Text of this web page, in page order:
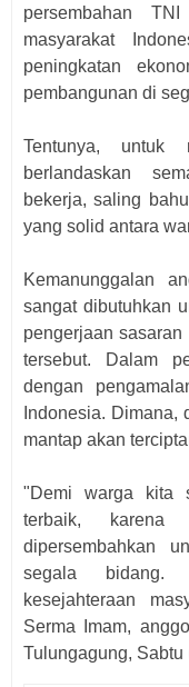
persembahan
masyarakat
peningkatan
pembangunan di
Tentunya, untuk
berlandaskan
bekerja, saling
yang solid antara
Kemanunggalan
sangat dibutuhkan
pengerjaan
tersebut. Dalam
dengan
Indonesia. Dimana,
mantap akan
"Demi warga kita
terbaik,
dipersembahkan
segala bidang.
kesejahteraan
Serma Imam,
Tulungagung, Sabtu